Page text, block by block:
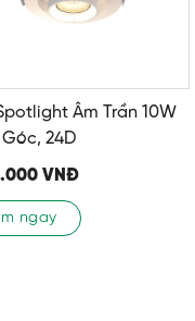
Âm Trần 10W
24D
VNĐ
ngay